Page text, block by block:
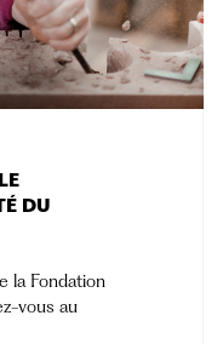
DU
la Fondation
vous au